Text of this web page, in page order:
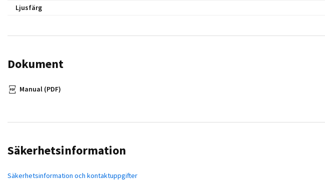
Ljusfärg
Dokument
Manual (PDF)
Säkerhetsinformation
Säkerhetsinformation och kontaktuppgifter